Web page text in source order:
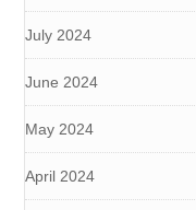
July 2024
June 2024
May 2024
April 2024